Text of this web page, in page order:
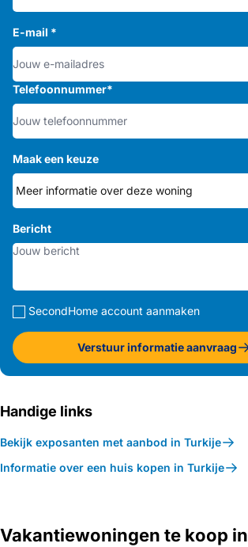
E-mail *
Telefoonnummer*
Maak een keuze
Bericht
SecondHome account aanmaken
Verstuur informatie aanvraag
Handige links
Bekijk exposanten met aanbod in Turkije
Informatie over een huis kopen in Turkije
Vakantiewoningen te koop in